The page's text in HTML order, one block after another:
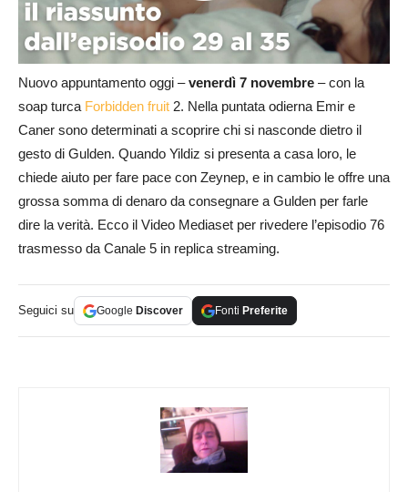
Nuovo appuntamento oggi –venerdì 7 novembre – con la
soap turca Forbidden fruit 2. Nella puntata odierna Emir e
Caner sono determinati a scoprire chi si nasconde dietro il
gesto di Gulden. Quando Yildiz si presenta a casa loro, le
chiede aiuto per fare pace con Zeynep, e in cambio le offre una
grossa somma di denaro da consegnare a Gulden per farle
dire la verità. Ecco il Video Mediaset per rivedere l’episodio 76
trasmesso da Canale 5 in replica streaming.
Seguici su Google Discover Fonti Preferite